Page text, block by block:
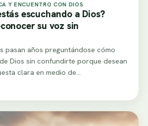
Y ENCUENTRO CON DIOS
escuchando a Dios?
su voz sin
pasan años preguntándose cómo
Dios sin confundirte porque desean
clara en medio de…